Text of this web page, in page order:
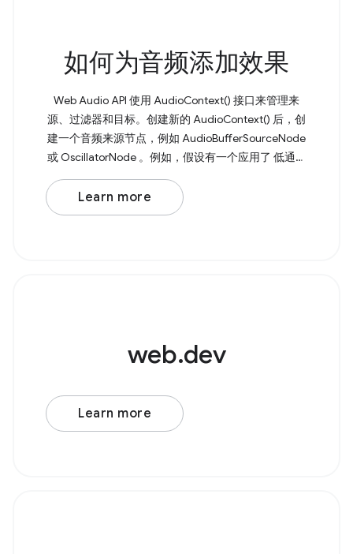
如何为音频添加效果
Web Audio API 使用 AudioContext() 接口来管理来
源、过滤器和目标。创建新的 AudioContext() 后，创
建一个音频来源节点，例如 AudioBufferSourceNode
或 OscillatorNode 。例如，假设有一个应用了 低通滤
波器 的基本振荡器。 Browser Support Source 首先，
创建一个新的 AudioContext() 。然后创建一个音频来
源节点，例如 AudioBufferSourceNode 或
Learn more
web.dev
Learn more